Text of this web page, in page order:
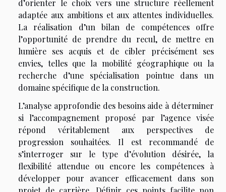
d’orienter le choix vers une structure réellement
adaptée aux ambitions et aux attentes individuelles.
La réalisation d’un bilan de compétences offre
l’opportunité de prendre du recul, de mettre en
lumière ses acquis et de cibler précisément ses
envies, telles que la mobilité géographique ou la
recherche d’une spécialisation pointue dans un
domaine spécifique de la construction.
L’analyse approfondie des besoins aide à déterminer
si l’accompagnement proposé par l’agence visée
répond véritablement aux perspectives de
progression souhaitées. Il est recommandé de
s’interroger sur le type d’évolution désirée, la
flexibilité attendue ou encore les compétences à
développer pour avancer efficacement dans son